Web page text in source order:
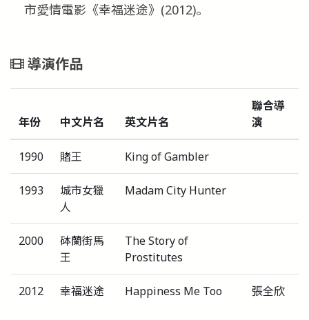
市愛情電影《幸福迷途》(2012)。
導演作品
年份 中文片名 英文片名
聯合導
演
1990 賭王 King of Gambler
1993
城市女獵
人
Madam City Hunter
2000
砵蘭街馬
王
The Story of
Prostitutes
2012 幸福迷途 Happiness Me Too 張全欣